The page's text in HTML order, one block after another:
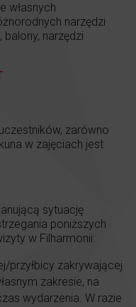
własnych
narzędzi
balony, narzędzi
zarówno
w zajęciach jest
sytuację
poniższych
w Filharmonii:
przyłbicy zakrywającej
zakresie, na
wydarzenia. W razie